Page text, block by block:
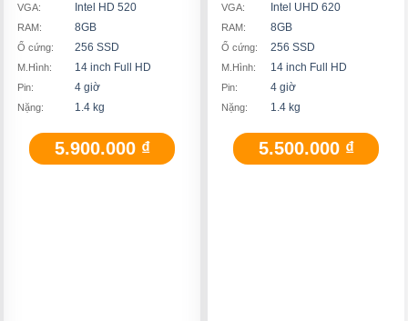
5.900.000 ₫
VGA: Intel HD 520
RAM: 8GB
Ổ cứng: 256 SSD
M.Hình: 14 inch Full HD
Pin: 4 giờ
Nặng: 1.4 kg
5.500.000 ₫
VGA: Intel UHD 620
RAM: 8GB
Ổ cứng: 256 SSD
M.Hình: 14 inch Full HD
Pin: 4 giờ
Nặng: 1.4 kg